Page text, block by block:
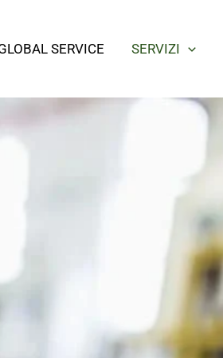
SERVICE SERVIZI